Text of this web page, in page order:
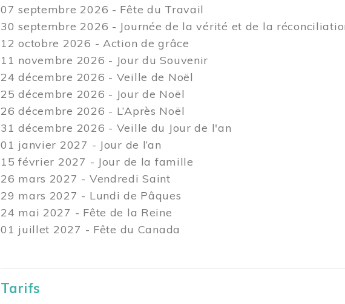
07 septembre 2026 - Fête du Travail
30 septembre 2026 - Journée de la vérité et de la
12 octobre 2026 - Action de grâce
11 novembre 2026 - Jour du Souvenir
24 décembre 2026 - Veille de Noël
25 décembre 2026 - Jour de Noël
26 décembre 2026 - L’Après Noël
31 décembre 2026 - Veille du Jour de l'an
01 janvier 2027 - Jour de l’an
15 février 2027 - Jour de la famille
26 mars 2027 - Vendredi Saint
29 mars 2027 - Lundi de Pâques
24 mai 2027 - Fête de la Reine
01 juillet 2027 - Fête du Canada
Tarifs